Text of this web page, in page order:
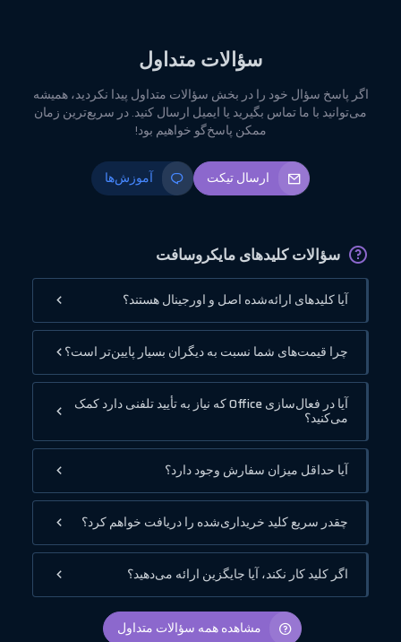
سؤالات متداول
اگر پاسخ سؤال خود را در بخش سؤالات متداول پیدا نکردید، همیشه
می‌توانید با ما تماس بگیرید یا ایمیل ارسال کنید. در سریع‌ترین زمان
ممکن پاسخ‌گو خواهیم بود!
ارسال تیکت آموزش‌ها
سؤالات کلیدهای مایکروسافت
آیا کلیدهای ارائه‌شده اصل و اورجینال هستند؟
چرا قیمت‌های شما نسبت به دیگران بسیار پایین‌تر است؟
آیا در فعال‌سازی Office که نیاز به تأیید تلفنی دارد کمک
می‌کنید؟
آیا حداقل میزان سفارش وجود دارد؟
چقدر سریع کلید خریداری‌شده را دریافت خواهم کرد؟
اگر کلید کار نکند، آیا جایگزین ارائه می‌دهید؟
مشاهده همه سؤالات متداول